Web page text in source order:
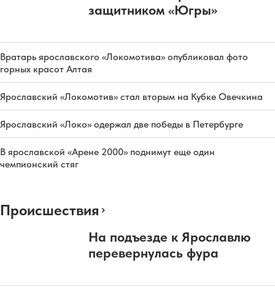
защитником «Югры»
Вратарь ярославского «Локомотива» опубликовал фото
горных красот Алтая
Ярославский «Локомотив» стал вторым на Кубке Овечкина
Ярославский «Локо» одержал две победы в Петербурге
В ярославской «Арене 2000» поднимут еще один
чемпионский стяг
Происшествия
На подъезде к Ярославлю
перевернулась фура